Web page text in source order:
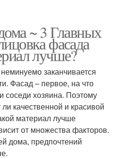
~ 3 Главных
фасада
лучше?
заканчивается
Фасад – первое, на что
соседи хозяина. Поэтому
качественной и красивой
материал лучше
от множества факторов.
дома, предпочтений